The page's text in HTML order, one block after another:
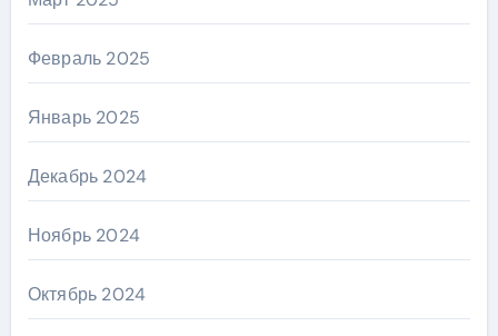
Февраль 2025
Январь 2025
Декабрь 2024
Ноябрь 2024
Октябрь 2024